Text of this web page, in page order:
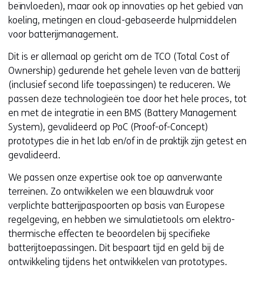
beïnvloeden), maar ook op innovaties op het gebied van
koeling, metingen en cloud-gebaseerde hulpmiddelen
voor batterijmanagement.
Dit is er allemaal op gericht om de TCO (Total Cost of
Ownership) gedurende het gehele leven van de batterij
(inclusief second life toepassingen) te reduceren. We
passen deze technologieën toe door het hele proces, tot
en met de integratie in een BMS (Battery Management
System), gevalideerd op PoC (Proof-of-Concept)
prototypes die in het lab en/of in de praktijk zijn getest en
gevalideerd.
We passen onze expertise ook toe op aanverwante
terreinen. Zo ontwikkelen we een blauwdruk voor
verplichte batterijpaspoorten op basis van Europese
regelgeving, en hebben we simulatietools om elektro-
thermische effecten te beoordelen bij specifieke
batterijtoepassingen. Dit bespaart tijd en geld bij de
ontwikkeling tijdens het ontwikkelen van prototypes.